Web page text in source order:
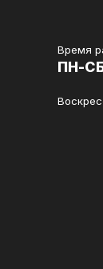
Время
ПН-